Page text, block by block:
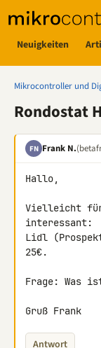
Neuigkeiten
Mikrocontroller und
Rondostat
FN Frank N.
Hallo,
Vielleicht für
interessant:
Lidl
25€.
Frage: Was
Gruß Frank
Antwort